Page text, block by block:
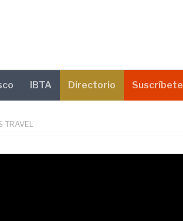
IBTA Directorio Suscríbete
TRAVEL